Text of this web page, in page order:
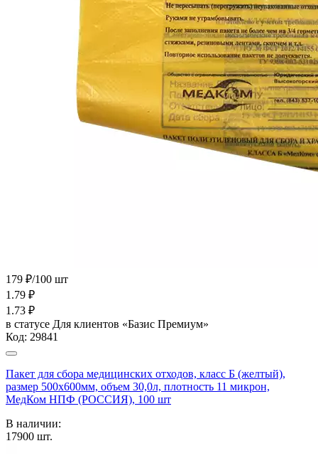
179 ₽/100 шт
1.79 ₽
1.73 ₽
в статусе Для клиентов «Базис Премиум»
Код: 29841
Пакет для сбора медицинских отходов, класс Б (желтый),
размер 500х600мм, объем 30,0л, плотность 11 микрон,
МедКом НПФ (РОССИЯ), 100 шт
В наличии:
17900 шт.